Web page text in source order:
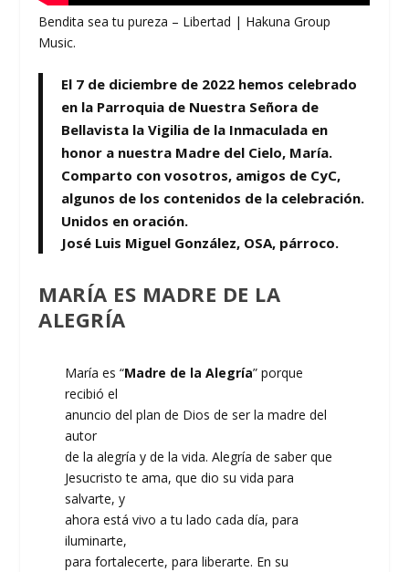
Bendita sea tu pureza – Libertad | Hakuna Group
Music.
El 7 de diciembre de 2022 hemos celebrado
en la Parroquia de Nuestra Señora de
Bellavista la Vigilia de la Inmaculada en
honor a nuestra Madre del Cielo, María.
Comparto con vosotros, amigos de CyC,
algunos de los contenidos de la celebración.
Unidos en oración.
José Luis Miguel González, OSA, párroco.
MARÍA ES MADRE DE LA
ALEGRÍA
María es “Madre de la Alegría” porque
recibió el
anuncio del plan de Dios de ser la madre del
autor
de la alegría y de la vida. Alegría de saber que
Jesucristo te ama, que dio su vida para
salvarte, y
ahora está vivo a tu lado cada día, para
iluminarte,
para fortalecerte, para liberarte. En su